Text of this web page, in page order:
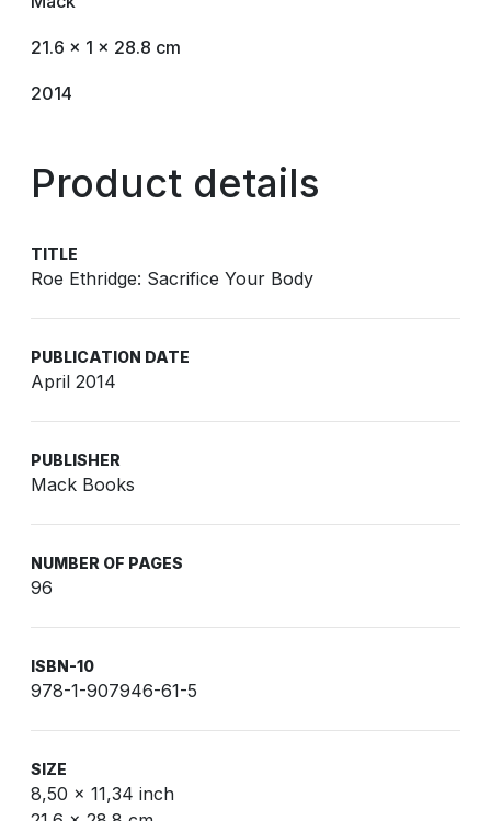
21.6 x 1 x 28.8 cm
2014
Product details
TITLE
Roe Ethridge: Sacrifice Your Body
PUBLICATION DATE
April 2014
PUBLISHER
Mack Books
NUMBER OF PAGES
96
ISBN-10
978-1-907946-61-5
SIZE
8,50 x 11,34 inch